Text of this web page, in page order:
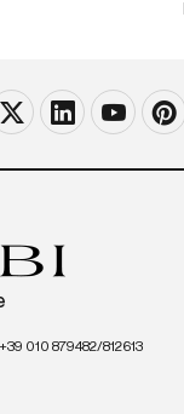
+39 010 879482/812613